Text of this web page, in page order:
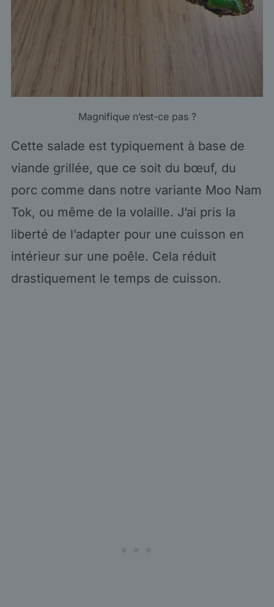
Magnifique n’est-ce pas ?
Cette salade est typiquement à base de
viande grillée, que ce soit du bœuf, du
porc comme dans notre variante Moo Nam
Tok, ou même de la volaille. J’ai pris la
liberté de l’adapter pour une cuisson en
intérieur sur une poêle. Cela réduit
drastiquement le temps de cuisson.